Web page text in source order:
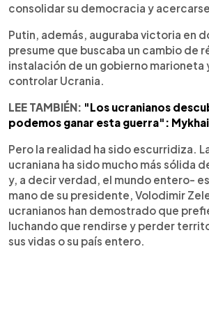
consolidar su democracia y
Putin, además, auguraba victoria en
presume que buscaba un cambio de
instalación de un gobierno marioneta
controlar Ucrania.
LEE TAMBIÉN: "Los ucranianos
podemos ganar esta guerra":
Pero la realidad ha sido escurridiza.
ucraniana ha sido mucho más sólida
y, a decir verdad, el mundo entero-
mano de su presidente, Volodimir
ucranianos han demostrado que
luchando que rendirse y perder
sus vidas o su país entero.